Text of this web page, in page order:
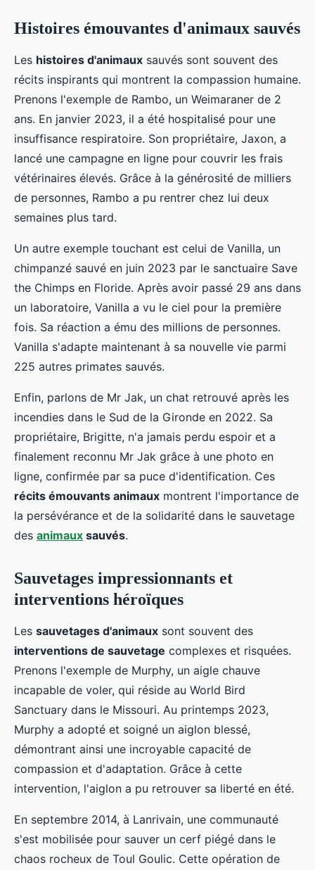
Histoires émouvantes d'animaux sauvés
Les histoires d'animaux sauvés sont souvent des
récits inspirants qui montrent la compassion humaine.
Prenons l'exemple de Rambo, un Weimaraner de 2
ans. En janvier 2023, il a été hospitalisé pour une
insuffisance respiratoire. Son propriétaire, Jaxon, a
lancé une campagne en ligne pour couvrir les frais
vétérinaires élevés. Grâce à la générosité de milliers
de personnes, Rambo a pu rentrer chez lui deux
semaines plus tard.
Un autre exemple touchant est celui de Vanilla, un
chimpanzé sauvé en juin 2023 par le sanctuaire Save
the Chimps en Floride. Après avoir passé 29 ans dans
un laboratoire, Vanilla a vu le ciel pour la première
fois. Sa réaction a ému des millions de personnes.
Vanilla s'adapte maintenant à sa nouvelle vie parmi
225 autres primates sauvés.
Enfin, parlons de Mr Jak, un chat retrouvé après les
incendies dans le Sud de la Gironde en 2022. Sa
propriétaire, Brigitte, n'a jamais perdu espoir et a
finalement reconnu Mr Jak grâce à une photo en
ligne, confirmée par sa puce d'identification. Ces
récits émouvants animaux montrent l'importance de
la persévérance et de la solidarité dans le sauvetage
des animaux sauvés.
Sauvetages impressionnants et
interventions héroïques
Les sauvetages d'animaux sont souvent des
interventions de sauvetage complexes et risquées.
Prenons l'exemple de Murphy, un aigle chauve
incapable de voler, qui réside au World Bird
Sanctuary dans le Missouri. Au printemps 2023,
Murphy a adopté et soigné un aiglon blessé,
démontrant ainsi une incroyable capacité de
compassion et d'adaptation. Grâce à cette
intervention, l'aiglon a pu retrouver sa liberté en été.
En septembre 2014, à Lanrivain, une communauté
s'est mobilisée pour sauver un cerf piégé dans le
chaos rocheux de Toul Goulic. Cette opération de